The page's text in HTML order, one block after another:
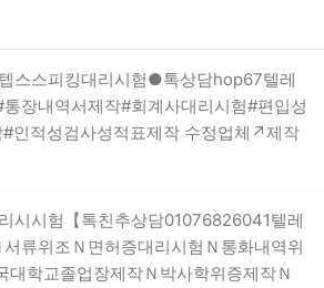
스스피킹대리시험●톡상담hop67텔레
장내역서제작#회계사대리시험#편입성
인적성검사성적표제작 수정업체↗제작
시시험【톡친추상담01076826041텔레
류위조Ｎ면허증대리시험Ｎ통화내역위
대학교졸업장제작Ｎ박사학위증제작Ｎ